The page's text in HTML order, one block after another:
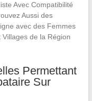
Avec Compatibilité
Aussi des
avec des Femmes
de la Région
Permettant
Sur